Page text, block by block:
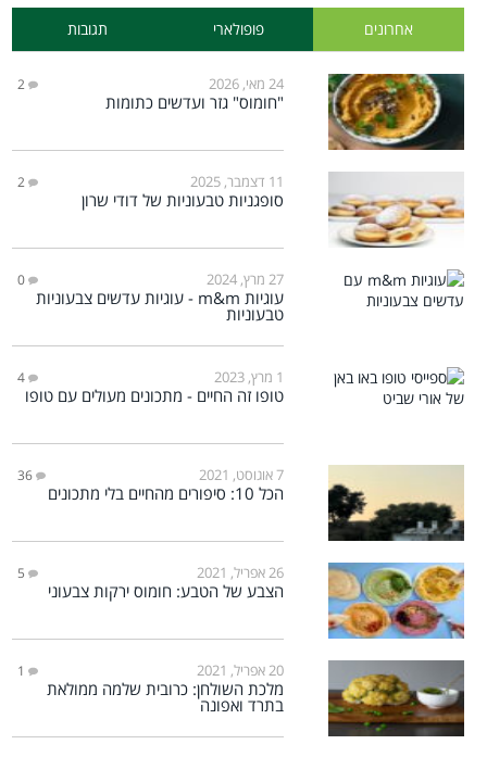
אחרונים פופולארי תגובות
24 מאי, 2026 2
"חומוס" גזר ועדשים כתומות
11 דצמבר, 2025 2
סופגניות טבעוניות של דודי שרון
27 מרץ, 2024 0
עוגיות m&m - עוגיות עדשים צבעוניות
טבעוניות
1 מרץ, 2023 4
טופו זה החיים - מתכונים מעולים עם טופו
7 אוגוסט, 2021 36
הכל 10: סיפורים מהחיים בלי מתכונים
26 אפריל, 2021 5
הצבע של הטבע: חומוס ירקות צבעוני
20 אפריל, 2021 1
מלכת השולחן: כרובית שלמה ממולאת
בתרד ואפונה